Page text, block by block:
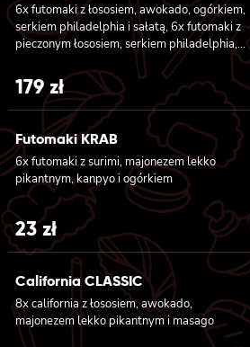
6x futomaki z łososiem, awokado, ogórkiem,
serkiem philadelphia i sałatą, 6x futomaki z
pieczonym łososiem, serkiem philadelphia,
awokado, ogórkiem, kanpyo, sałatą, sosem
teriyaki i sezamem, 6x futomaki z krewetką
w tempurze, ogórkiem, sałatą i majonezem
lekko pikantnym, 8x hosomaki z łososiem, 8x
hosomaki z ogórkiem, 8x california z
łososiem, ogórkiem, serkiem philadelphia,
awokado i masago, 8x california z krewetką,
majonezem lekko pikantnym, awokado,
ogórkiem, masago i sezamem, 2x nigiri z
łososiem, 2x nigiri z tuńczykiem, 2x nigiri z
krewetką
179 zł
Futomaki KRAB
6x futomaki z surimi, majonezem lekko
pikantnym, kanpyo i ogórkiem
23zł
California CLASSIC
8x california z łososiem, awokado,
majonezem lekko pikantnym i masago